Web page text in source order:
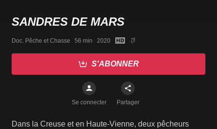
SANDRES DE MARS
Doc. Pêche et Chasse   56 min   2020
S'ABONNER
Se connecter Partager
Dans la Creuse et en Haute-Vienne, deux pêcheurs